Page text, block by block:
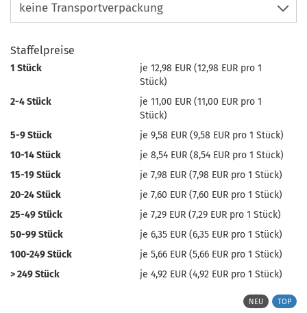
Staffelpreise
1 Stück
je 12,98 EUR (12,98 EUR pro 1
Stück)
2-4 Stück
je 11,00 EUR (11,00 EUR pro 1
Stück)
5-9 Stück
je 9,58 EUR (9,58 EUR pro 1 Stück)
10-14 Stück
je 8,54 EUR (8,54 EUR pro 1 Stück)
15-19 Stück
je 7,98 EUR (7,98 EUR pro 1 Stück)
20-24 Stück
je 7,60 EUR (7,60 EUR pro 1 Stück)
25-49 Stück
je 7,29 EUR (7,29 EUR pro 1 Stück)
50-99 Stück
je 6,35 EUR (6,35 EUR pro 1 Stück)
100-249 Stück
je 5,66 EUR (5,66 EUR pro 1 Stück)
> 249 Stück
je 4,92 EUR (4,92 EUR pro 1 Stück)
NEU TOP